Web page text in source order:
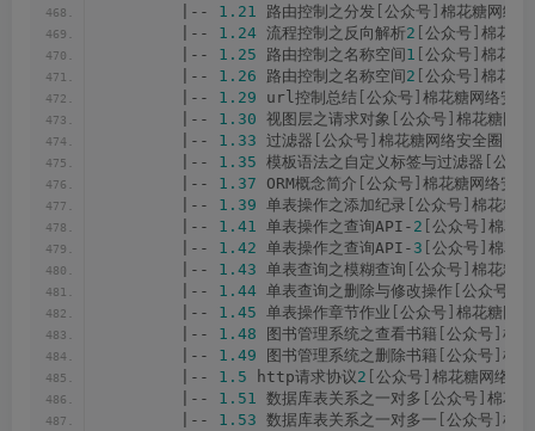
        |--
1.21 路由控制之分发 公众号 棉花糖网络
        |--
1.24 流程控制之反向解析2 公众号 棉花糖
        |--
1.25 路由控制之名称空间1 公众号 棉花糖
        |--
1.26 路由控制之名称空间2 公众号 棉花糖
        |--
1.29 url控制总结 公众号 棉花糖网络安
        |--
1.30 视图层之请求对象 公众号 棉花糖网
        |--
1.33 过滤器 公众号 棉花糖网络安全圈
        |--
1.35 模板语法之自定义标签与过滤器 公众
        |--
1.37 ORM概念简介 公众号 棉花糖网络安
        |--
1.39 单表操作之添加纪录 公众号 棉花糖
        |--
1.41 单表操作之查询API- 2 公众号 棉花
        |--
1.42 单表操作之查询API- 3 公众号 棉花
        |--
1.43 单表查询之模糊查询 公众号 棉花糖
        |--
1.44 单表查询之删除与修改操作 公众号
        |--
1.45 单表操作章节作业 公众号 棉花糖网
        |--
1.48 图书管理系统之查看书籍 公众号 棉
        |--
1.49 图书管理系统之删除书籍 公众号 棉
        |--
1.5 http请求协议2 公众号 棉花糖网络安
        |--
1.51 数据库表关系之一对多 公众号 棉花
        |--
1.53 数据库表关系之一对多一 公众号 棉